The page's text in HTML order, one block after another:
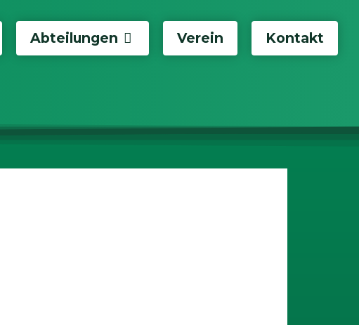
Abteilungen Verein Kontakt